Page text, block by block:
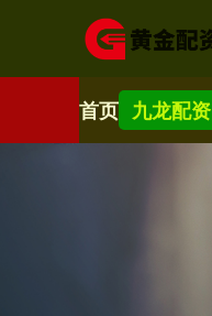
首页 九龙配资